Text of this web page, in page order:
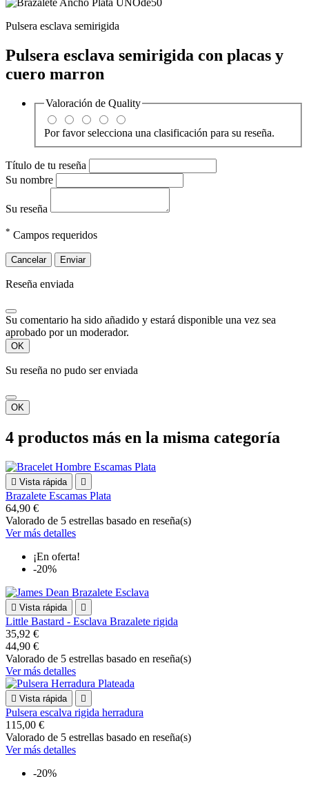
Pulsera esclava semirigida
Pulsera esclava semirigida con placas y
cuero marron
Valoración de Quality
Por favor selecciona una clasificación para su reseña.
Título de tu reseña
Su nombre
Su reseña
* Campos requeridos
Cancelar Enviar
Reseña enviada
Su comentario ha sido añadido y estará disponible una vez sea
aprobado por un moderador.
OK
Su reseña no pudo ser enviada
OK
4 productos más en la misma categoría
 Vista rápida 
Brazalete Escamas Plata
64,90 €
Valorado de 5 estrellas basado en reseña(s)
Ver más detalles
¡En oferta!
-20%
 Vista rápida 
Little Bastard - Esclava Brazalete rigida
35,92 €
44,90 €
Valorado de 5 estrellas basado en reseña(s)
Ver más detalles
 Vista rápida 
Pulsera escalva rigida herradura
115,00 €
Valorado de 5 estrellas basado en reseña(s)
Ver más detalles
-20%